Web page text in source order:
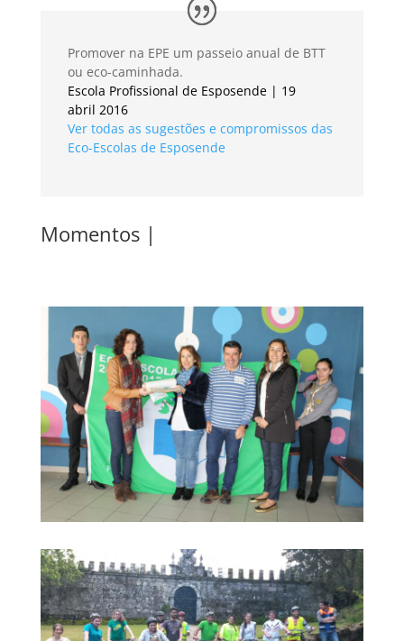
Promover na EPE um passeio anual de BTT
ou eco-caminhada.
Escola Profissional de Esposende | 19
abril 2016
Ver todas as sugestões e compromissos das
Eco-Escolas de Esposende
Momentos |